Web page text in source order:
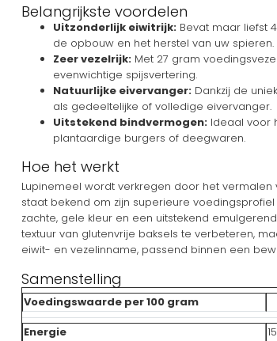
Belangrijkste voordelen
Uitzonderlijk eiwitrijk: Bevat maar liefst
de opbouw en het herstel van uw spieren.
Zeer vezelrijk: Met 27 gram
evenwichtige spijsvertering.
Natuurlijke eivervanger: Dankzij de
als gedeeltelijke of volledige eivervanger.
Uitstekend bindvermogen: Ideaal voor
plantaardige burgers of deegwaren.
Hoe het werkt
Lupinemeel wordt verkregen door het
staat bekend om zijn superieure
zachte, gele kleur en een uitstekend
textuur van glutenvrije baksels te verbeteren,
eiwit- en vezelinname, passend binnen een
Samenstelling
Voedingswaarde per 100 gram
Energie